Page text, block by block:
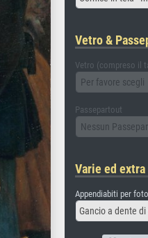
Vetro &
Vetro (compreso il
Per favore scegli
Passepartout
Nessun
Varie ed extra
Appendiabiti per foto
Gancio a dente di